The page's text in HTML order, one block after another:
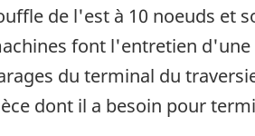
de l'est à 10 noeuds et
font l'entretien d'une
du terminal du
dont il a besoin pour